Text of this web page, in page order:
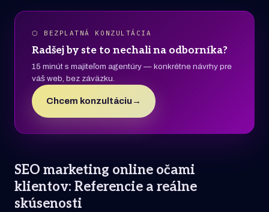
⬡ BEZPLATNÁ KONZULTÁCIA
Radšej by ste to nechali na odborníka?
15 minút s majiteľom agentúry — konkrétne návrhy pre
váš web, bez záväzku.
Chcem konzultáciu→
SEO marketing online očami
klientov: Referencie a reálne
skúsenosti